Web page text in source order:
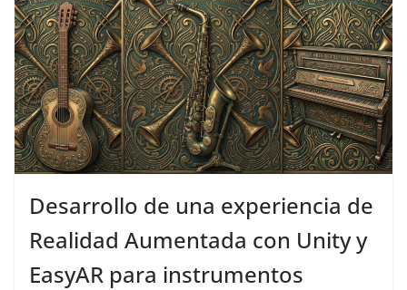
Desarrollo de una experiencia de
Realidad Aumentada con Unity y
EasyAR para instrumentos